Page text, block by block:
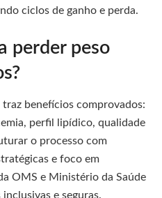
ciclos de ganho e perda.
perder peso
traz benefícios comprovados:
perfil lipídico, qualidade
o processo com
e foco em
OMS e Ministério da Saúde
e seguras.